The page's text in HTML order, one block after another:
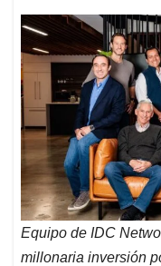
Equipo de IDC
millonaria inversión